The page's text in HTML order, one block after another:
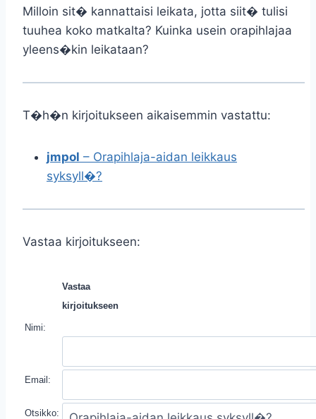
Milloin sit� kannattaisi leikata, jotta siit� tulisi
tuuhea koko matkalta? Kuinka usein orapihlajaa
yleens�kin leikataan?
T�h�n kirjoitukseen aikaisemmin vastattu:
jmpol – Orapihlaja-aidan leikkaus
syksyll�?
Vastaa kirjoitukseen:
Vastaa
kirjoitukseen
Nimi:
Email:
Otsikko: